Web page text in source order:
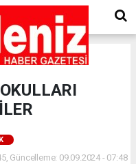
Güncelleme: 09.09.2024 - 07:48